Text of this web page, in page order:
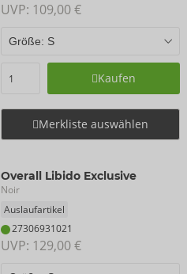
UVP: 109,00 €
Kaufen
Merkliste auswählen
Overall Libido Exclusive
Noir
Auslaufartikel
27306931021
UVP: 129,00 €